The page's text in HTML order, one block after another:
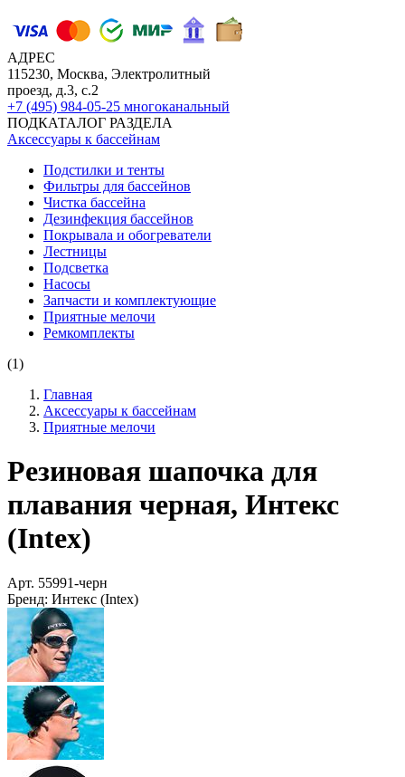
АДРЕС
115230, Москва, Электролитный
проезд, д.3, с.2
+7 (495) 984-05-25 многоканальный
ПОДКАТАЛОГ РАЗДЕЛА
Аксессуары к бассейнам
Подстилки и тенты
Фильтры для бассейнов
Чистка бассейна
Дезинфекция бассейнов
Покрывала и обогреватели
Лестницы
Подсветка
Насосы
Запчасти и комплектующие
Приятные мелочи
Ремкомплекты
(1)
Главная
Аксессуары к бассейнам
Приятные мелочи
Резиновая шапочка для
плавания черная, Интекс
(Intex)
Арт. 55991-черн
Бренд: Интекс (Intex)